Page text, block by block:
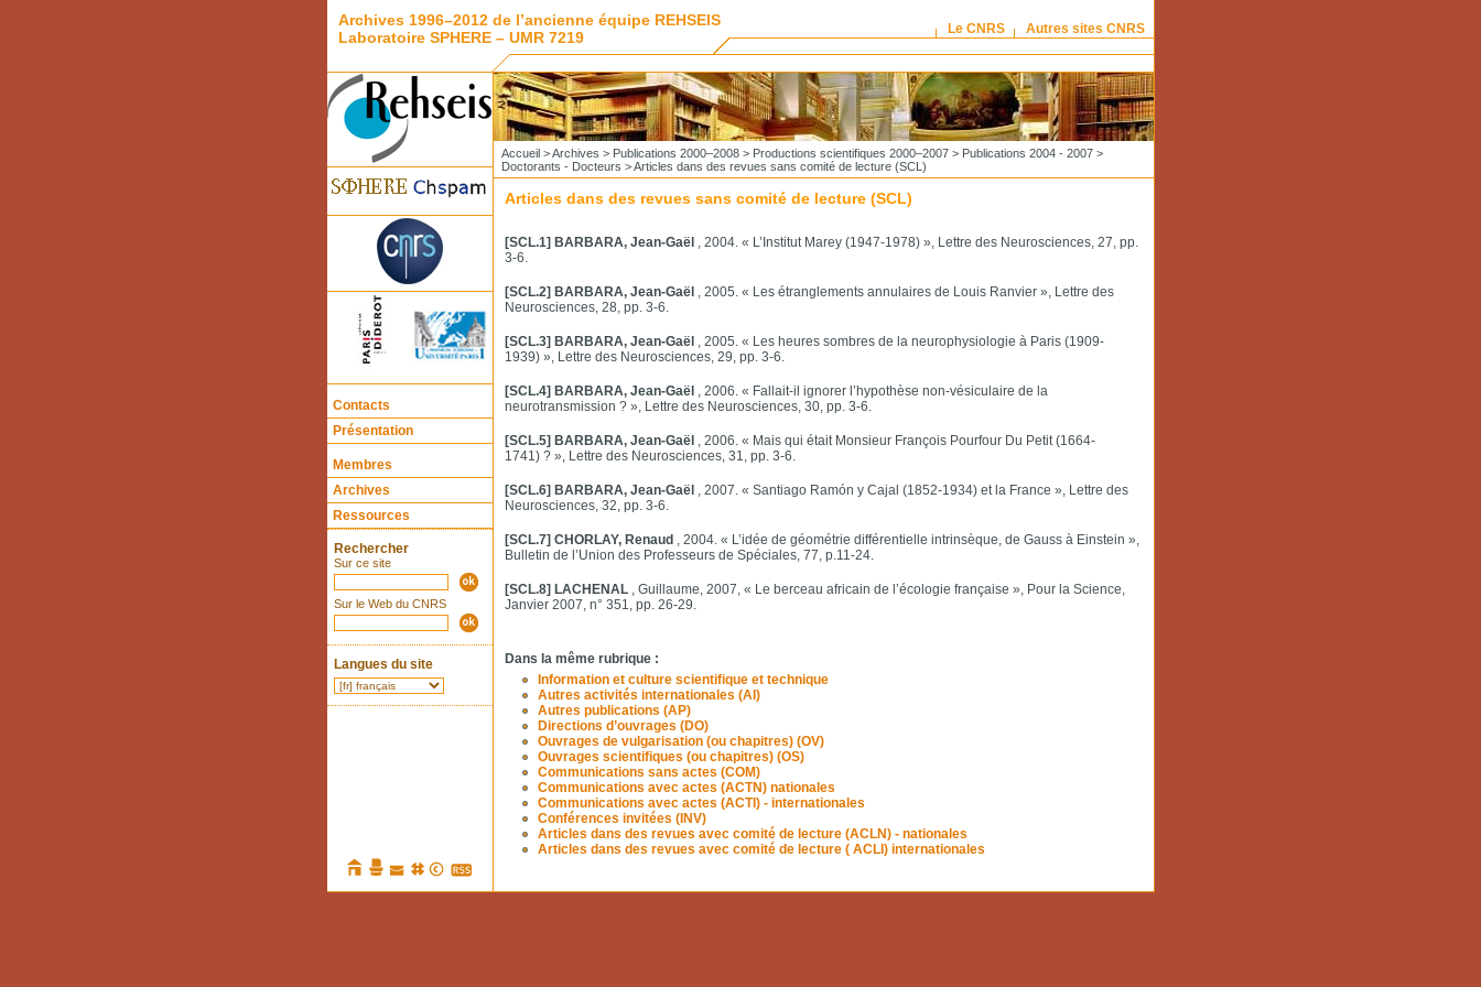
Archives 1996–2012 de l’ancienne équipe REHSEIS
Laboratoire SPHERE – UMR 7219
Le CNRS Autres sites CNRS
Contacts
Présentation
Membres
Archives
Ressources
Rechercher
Sur ce site
Sur le Web du CNRS
Langues du site
Accueil>Archives > Publications 2000–2008> Productions scientifiques 2000–2007> Publications 2004 - 2007>
Doctorants - Docteurs > Articles dans des revues sans comité de lecture (SCL)
Articles dans des revues sans comité de lecture (SCL)
[SCL.1] BARBARA, Jean-Gaël , 2004. « L’Institut Marey (1947-1978) », Lettre des Neurosciences, 27, pp.
3-6.
[SCL.2] BARBARA, Jean-Gaël , 2005. « Les étranglements annulaires de Louis Ranvier », Lettre des
Neurosciences, 28, pp. 3-6.
[SCL.3] BARBARA, Jean-Gaël , 2005. « Les heures sombres de la neurophysiologie à Paris (1909-
1939) », Lettre des Neurosciences, 29, pp. 3-6.
[SCL.4] BARBARA, Jean-Gaël , 2006. « Fallait-il ignorer l’hypothèse non-vésiculaire de la
neurotransmission ? », Lettre des Neurosciences, 30, pp. 3-6.
[SCL.5] BARBARA, Jean-Gaël , 2006. « Mais qui était Monsieur François Pourfour Du Petit (1664-
1741) ? », Lettre des Neurosciences, 31, pp. 3-6.
[SCL.6] BARBARA, Jean-Gaël , 2007. « Santiago Ramón y Cajal (1852-1934) et la France », Lettre des
Neurosciences, 32, pp. 3-6.
[SCL.7] CHORLAY, Renaud , 2004. « L’idée de géométrie différentielle intrinsèque, de Gauss à Einstein »,
Bulletin de l’Union des Professeurs de Spéciales, 77, p.11-24.
[SCL.8] LACHENAL, Guillaume, 2007, « Le berceau africain de l’écologie française », Pour la Science,
Janvier 2007, n° 351, pp. 26-29.
Dans la même rubrique :
Information et culture scientifique et technique
Autres activités internationales (AI)
Autres publications (AP)
Directions d’ouvrages (DO)
Ouvrages de vulgarisation (ou chapitres) (OV)
Ouvrages scientifiques (ou chapitres) (OS)
Communications sans actes (COM)
Communications avec actes (ACTN) nationales
Communications avec actes (ACTI) - internationales
Conférences invitées (INV)
Articles dans des revues avec comité de lecture (ACLN) - nationales
Articles dans des revues avec comité de lecture ( ACLI) internationales